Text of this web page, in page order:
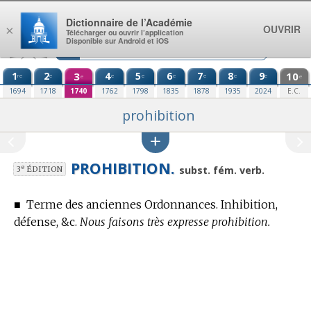
Aller au contenu
1re
1694
2e
1718
3e
1740
4e
1762
5e
1798
6e
1835
7e
1878
8e
1935
9e
2024
10e
E.C.
prohibition
3eÉDITION PROHIBITION. subst. fém. verb.
■ Terme des anciennes Ordonnances. Inhibition,
défense, &c. Nous faisons très expresse prohibition.
×
Dictionnaire de l’Académie
Télécharger ou ouvrir l’application
Disponible sur Android et iOS
OUVRIR